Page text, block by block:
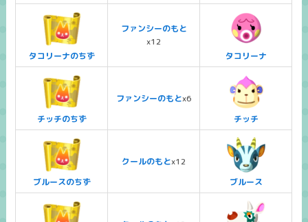
タコリーナのちず
ファンシーのもと
x12
タコリーナ
チッチのちず
ファンシーのもとx6
チッチ
ブルースのちず
クールのもとx12
ブルース